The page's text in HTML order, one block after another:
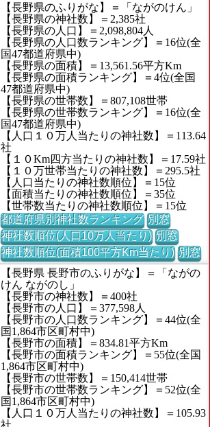
【長野県のふりがな】＝「ながのけん」
【長野県の神社数】＝2,385社
【長野県の人口】＝2,098,804人
【長野県の人口数ランキング】＝16位(全
国47都道府県中)
【長野県の面積】＝13,561.56平方Km
【長野県の面積ランキング】＝4位(全国
47都道府県中)
【長野県の世帯数】＝807,108世帯
【長野県の世帯数ランキング】＝16位(全
国47都道府県中)
【人口１０万人当たりの神社数】＝113.64
社
【１０Km四方当たりの神社数】＝17.59社
【１０万世帯当たりの神社数】＝295.5社
【人口当たりの神社数順位】＝15位
【面積当たりの神社数順位】＝35位
【世帯数当たりの神社数順位】＝15位
都道府県別神社数ランキング 別窓
神社数順位(人口10万人当たり) 別窓
神社数順位(面積100平方Km当たり) 別窓
【長野県 長野市のふりがな】＝「ながの
けん ながのし」
【長野市の神社数】＝400社
【長野市の人口】＝377,598人
【長野市の人口数ランキング】＝44位(全
国1,864市区町村中)
【長野市の面積】＝834.81平方Km
【長野市の面積ランキング】＝55位(全国
1,864市区町村中)
【長野市の世帯数】＝150,414世帯
【長野市の世帯数ランキング】＝52位(全
国1,864市区町村中)
【人口１０万人当たりの神社数】＝105.93
社